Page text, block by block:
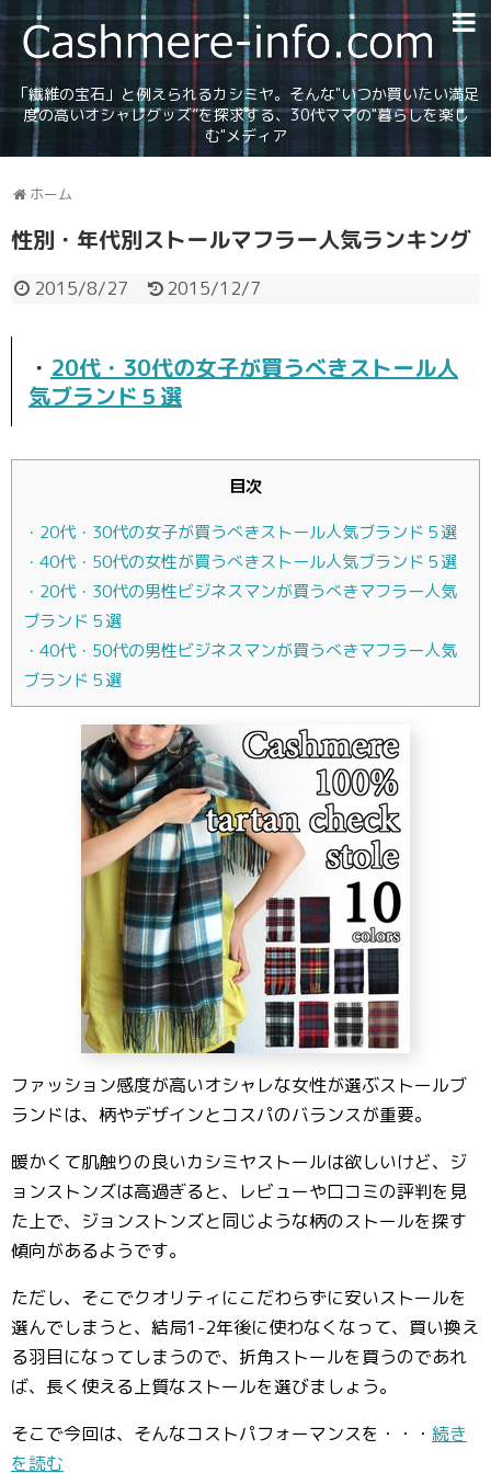
「繊維の宝石」と例えられるカシミヤ。そんな"いつか買いたい満足
度の高いオシャレグッズ”を探求する、30代ママの"暮らしを楽し
む"メディア
ホーム
性別・年代別ストールマフラー人気ランキング
2015/8/27 2015/12/7
・ 20代・30代の女子が買うべきストール人
気ブランド５選
目次
・20代・30代の女子が買うべきストール人気ブランド５選
・40代・50代の女性が買うべきストール人気ブランド５選
・20代・30代の男性ビジネスマンが買うべきマフラー人気
ブランド５選
・40代・50代の男性ビジネスマンが買うべきマフラー人気
ブランド５選
ファッション感度が高いオシャレな女性が選ぶストールブ
ランドは、柄やデザインとコスパのバランスが重要。
暖かくて肌触りの良いカシミヤストールは欲しいけど、ジ
ョンストンズは高過ぎると、レビューや口コミの評判を見
た上で、ジョンストンズと同じような柄のストールを探す
傾向があるようです。
ただし、そこでクオリティにこだわらずに安いストールを
選んでしまうと、結局1-2年後に使わなくなって、買い換え
る羽目になってしまうので、折角ストールを買うのであれ
ば、長く使える上質なストールを選びましょう。
そこで今回は、そんなコストパフォーマンスを・・・ 続き
を読む